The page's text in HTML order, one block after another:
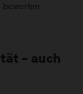
bewerten
– auch